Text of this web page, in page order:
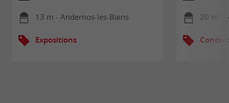
13 m - Andernos-les-Bains
Expositions
20 m -